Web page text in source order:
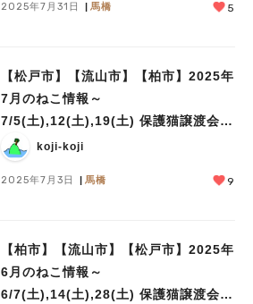
づくりを考える」 by NPO法人にゃん
2025年7月31日 馬橋 5
【松戸市】【流山市】【柏市】2025年
7月のねこ情報～
7/5(土),12(土),19(土) 保護猫譲渡会
by NPO法人にゃん2
koji-koji
2025年7月3日 馬橋 9
【柏市】【流山市】【松戸市】2025年
6月のねこ情報～
6/7(土),14(土),28(土) 保護猫譲渡会